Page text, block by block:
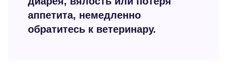
аппетита, немедленно
обратитесь к ветеринару.